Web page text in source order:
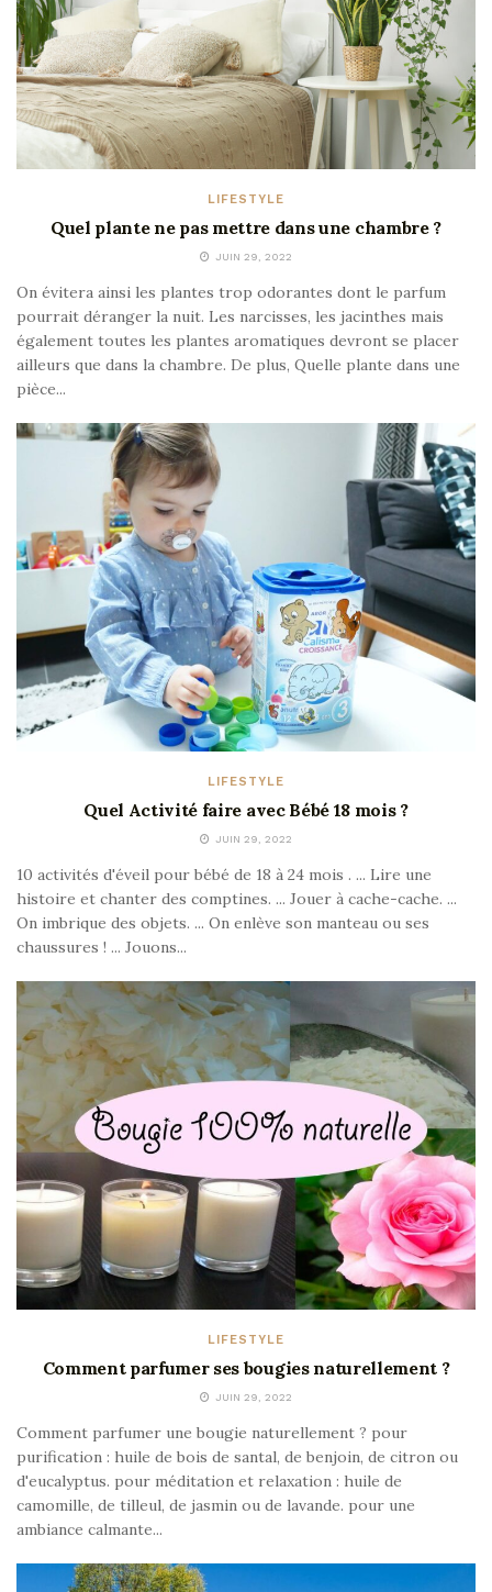
LIFESTYLE
Quel plante ne pas mettre dans une chambre ?
JUIN 29, 2022
On évitera ainsi les plantes trop odorantes dont le parfum
pourrait déranger la nuit. Les narcisses, les jacinthes mais
également toutes les plantes aromatiques devront se placer
ailleurs que dans la chambre. De plus, Quelle plante dans une
pièce...
LIFESTYLE
Quel Activité faire avec Bébé 18 mois ?
JUIN 29, 2022
10 activités d'éveil pour bébé de 18 à 24 mois . ... Lire une
histoire et chanter des comptines. ... Jouer à cache-cache. ...
On imbrique des objets. ... On enlève son manteau ou ses
chaussures ! ... Jouons...
LIFESTYLE
Comment parfumer ses bougies naturellement ?
JUIN 29, 2022
Comment parfumer une bougie naturellement ? pour
purification : huile de bois de santal, de benjoin, de citron ou
d'eucalyptus. pour méditation et relaxation : huile de
camomille, de tilleul, de jasmin ou de lavande. pour une
ambiance calmante...